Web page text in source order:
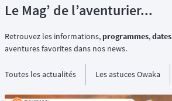
Le Mag’ de l’aventurier...
Retrouvez les informations, programmes,dates
aventures favorites dans nos news.
Toutes les actualités Les astuces Owaka